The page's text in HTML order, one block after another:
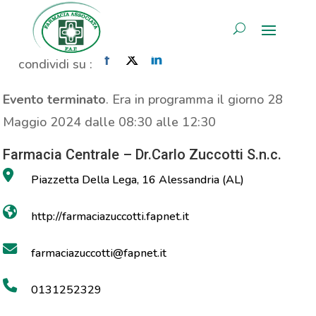
AREA RISERVATA
Consulenza Nutrizionale
Home» Evento» Consulenza Nutrizionale
condividi su :
Evento terminato. Era in programma il giorno 28
Maggio 2024 dalle 08:30 alle 12:30
Farmacia Centrale – Dr.Carlo Zuccotti S.n.c.
Piazzetta Della Lega, 16 Alessandria (AL)
http://farmaciazuccotti.fapnet.it
farmaciazuccotti@fapnet.it
0131252329